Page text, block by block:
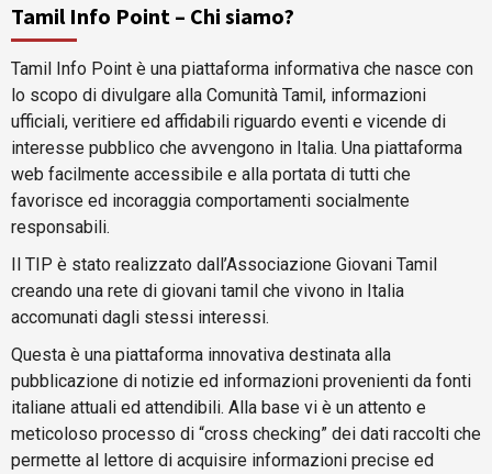
Tamil Info Point – Chi siamo?
Tamil Info Point è una piattaforma informativa che nasce con
lo scopo di divulgare alla Comunità Tamil, informazioni
ufficiali, veritiere ed affidabili riguardo eventi e vicende di
interesse pubblico che avvengono in Italia. Una piattaforma
web facilmente accessibile e alla portata di tutti che
favorisce ed incoraggia comportamenti socialmente
responsabili.
Il TIP è stato realizzato dall’Associazione Giovani Tamil
creando una rete di giovani tamil che vivono in Italia
accomunati dagli stessi interessi.
Questa è una piattaforma innovativa destinata alla
pubblicazione di notizie ed informazioni provenienti da fonti
italiane attuali ed attendibili. Alla base vi è un attento e
meticoloso processo di “cross checking” dei dati raccolti che
permette al lettore di acquisire informazioni precise ed